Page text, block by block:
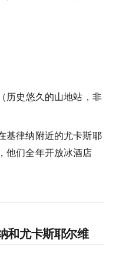
历史悠久的山地站，非
基律纳附近的尤卡斯耶
他们全年开放冰酒店
和尤卡斯耶尔维